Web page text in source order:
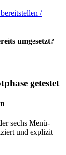
/
umgesetzt?
getestet
sechs Menü-
und explizit